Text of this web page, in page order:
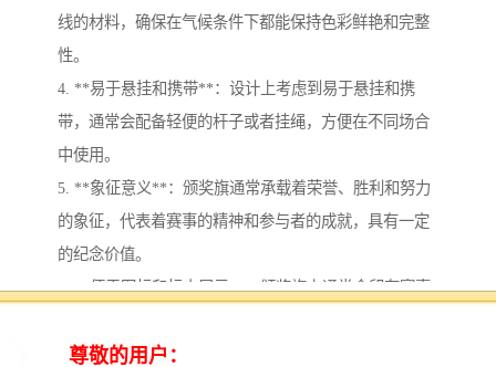
线的材料，确保在气候条件下都能保持色彩鲜艳和完整
性。
4. **易于悬挂和携带**：设计上考虑到易于悬挂和携
带，通常会配备轻便的杆子或者挂绳，方便在不同场合
中使用。
5. **象征意义**：颁奖旗通常承载着荣誉、胜利和努力
的象征，代表着赛事的精神和参与者的成就，具有一定
的纪念价值。
6. **便于图标和标志展示**：颁奖旗上通常会印有赛事
别。